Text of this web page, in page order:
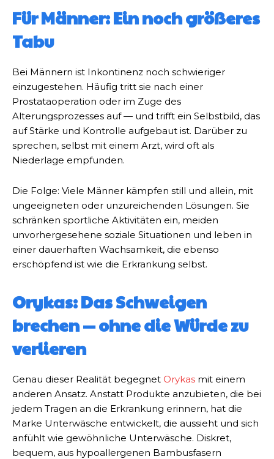
Für Männer: Ein noch größeres
Tabu
Bei Männern ist Inkontinenz noch schwieriger
einzugestehen. Häufig tritt sie nach einer
Prostataoperation oder im Zuge des
Alterungsprozesses auf — und trifft ein Selbstbild, das
auf Stärke und Kontrolle aufgebaut ist. Darüber zu
sprechen, selbst mit einem Arzt, wird oft als
Niederlage empfunden.
Die Folge: Viele Männer kämpfen still und allein, mit
ungeeigneten oder unzureichenden Lösungen. Sie
schränken sportliche Aktivitäten ein, meiden
unvorhergesehene soziale Situationen und leben in
einer dauerhaften Wachsamkeit, die ebenso
erschöpfend ist wie die Erkrankung selbst.
Orykas: Das Schweigen
brechen — ohne die Würde zu
verlieren
Genau dieser Realität begegnet Orykas mit einem
anderen Ansatz. Anstatt Produkte anzubieten, die bei
jedem Tragen an die Erkrankung erinnern, hat die
Marke Unterwäsche entwickelt, die aussieht und sich
anfühlt wie gewöhnliche Unterwäsche. Diskret,
bequem, aus hypoallergenen Bambusfasern